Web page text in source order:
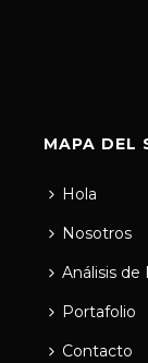
MAPA DEL
Hola
Nosotros
Análisis de
Portafolio
Contacto